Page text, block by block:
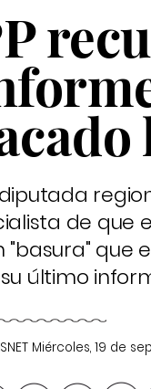
de que
"basura" que
último
Miércoles, 19 de